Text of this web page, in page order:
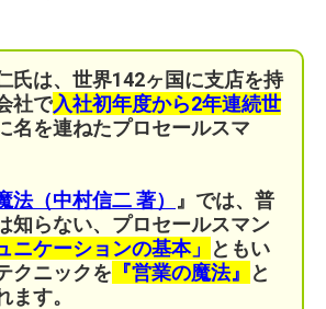
氏は、世界142ヶ国に支店を持
社で入社初年度から2年連続世
名を連ねたプロセールスマ
法（中村信二 著）
』では、普
知らない、プロセールスマン
ニケーションの基本」
ともい
クニックを 『営業の魔法』
と
ます。